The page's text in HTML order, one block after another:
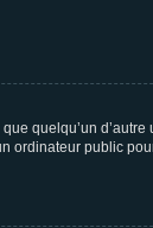
quelqu’un d’autre
ordinateur public